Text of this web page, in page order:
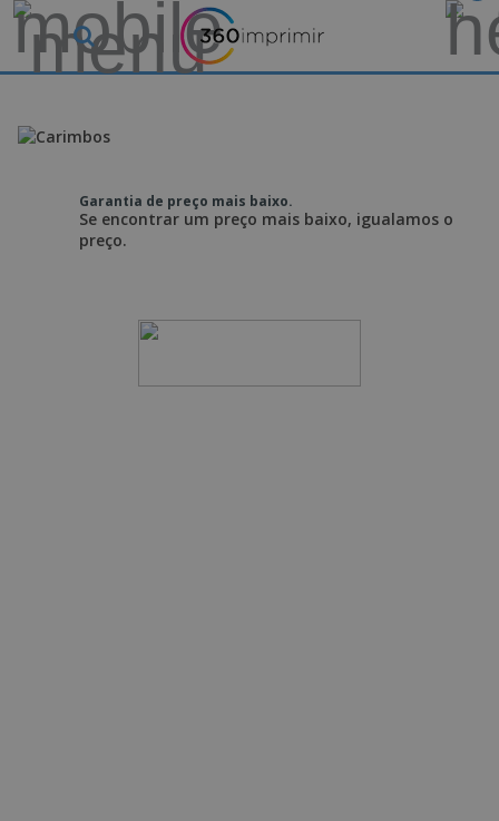
Garantia de preço mais baixo.
Se encontrar um preço mais baixo, igualamos o
preço.